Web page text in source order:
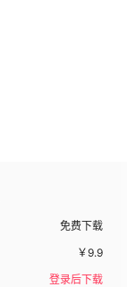
免费下载
￥9.9
登录后下载